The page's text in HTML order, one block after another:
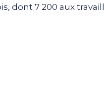
dont 7 200 aux